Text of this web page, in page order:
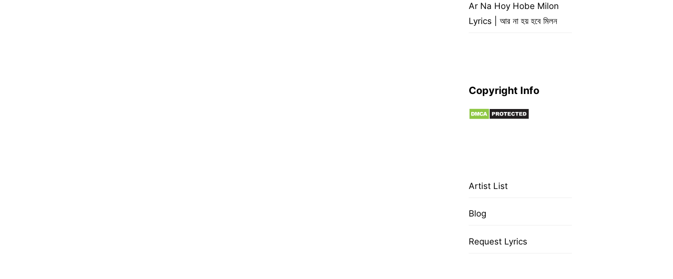
Ar Na Hoy Hobe Milon
Lyrics | আর না হয় হবে মিলন
Copyright Info
Artist List
Blog
Request Lyrics